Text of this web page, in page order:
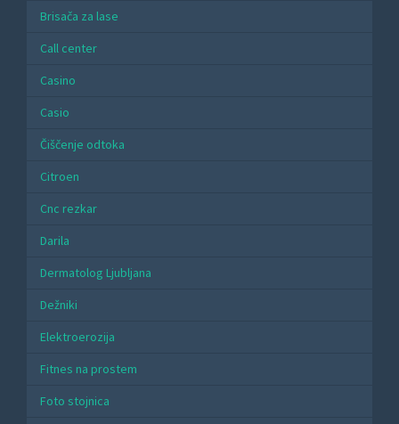
Brisača za lase
Call center
Casino
Casio
Čiščenje odtoka
Citroen
Cnc rezkar
Darila
Dermatolog Ljubljana
Dežniki
Elektroerozija
Fitnes na prostem
Foto stojnica